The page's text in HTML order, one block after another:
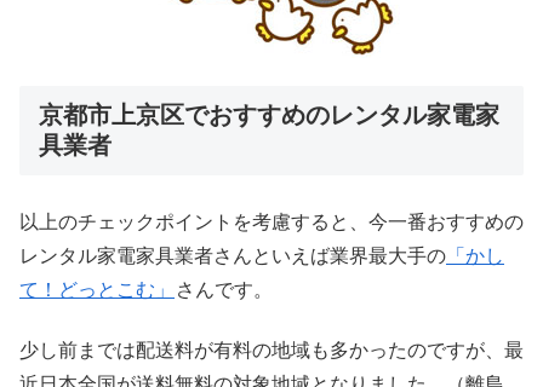
京都市上京区でおすすめのレンタル家電家
具業者
以上のチェックポイントを考慮すると、今一番おすすめの
レンタル家電家具業者さんといえば業界最大手の 「かし
て！どっとこむ」
さんです。
少し前までは配送料が有料の地域も多かったのですが、最